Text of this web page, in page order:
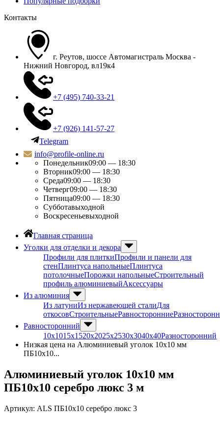
Контакты
г. Реутов, шоссе Автомагистраль Москва -
Нижний Новгород, вл19к4
+7 (495) 740-33-21
+7 (926) 141-57-27
Telegram
info@profile-online.ru
Понедельник09:00 — 18:30
Вторник09:00 — 18:30
Среда09:00 — 18:30
Четверг09:00 — 18:30
Пятница09:00 — 18:30
Субботавыходной
Воскресеньевыходной
Главная страница
Уголки для отделки и декора
Профили для плиткиПрофили и панели для
стенПлинтуса напольныеПлинтуса
потолочныеПорожки напольныеСтроительный
профиль алюминиевыйАксессуары
Из алюминия
Из латуниИз нержавеющей сталиДля
откосовСтроительныеРавносторонние
Равносторонний
10х1015х1520х2025х2530х3040х40Разносторонний
Низкая цена на Алюминиевый уголок 10х10 мм
ПБ10х10...
Алюминиевый уголок 10х10 мм
ПБ10х10 серебро люкс 3 м
Артикул: ALS ПБ10х10 серебро люкс 3